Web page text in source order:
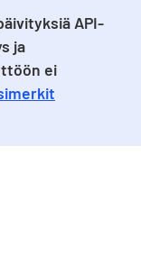
API-
ja
ei